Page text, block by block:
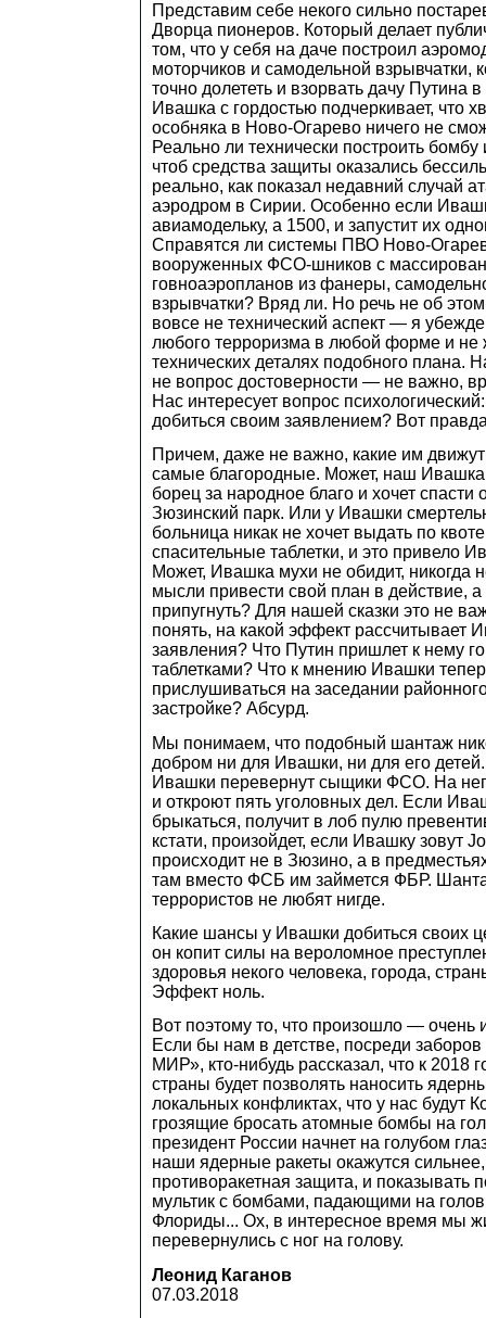
Представим себе некого сильно
Дворца пионеров. Который делает
том, что у себя на даче построил
моторчиков и самодельной взрывчатки,
точно долететь и взорвать дачу Путина
Ивашка с гордостью подчеркивает, что
особняка в Ново-Огарево ничего не
Реально ли технически построить
чтоб средства защиты оказались
реально, как показал недавний случай
аэродром в Сирии. Особенно если
авиамодельку, а 1500, и запустит их
Справятся ли системы ПВО Ново-
вооруженных ФСО-шников с
говноаэропланов из фанеры,
взрывчатки? Вряд ли. Но речь не об
вовсе не технический аспект — я
любого терроризма в любой форме и не
технических деталях подобного плана.
не вопрос достоверности — не важно,
Нас интересует вопрос
добиться своим заявлением? Вот
Причем, даже не важно, какие им
самые благородные. Может, наш
борец за народное благо и хочет спасти
Зюзинский парк. Или у Ивашки
больница никак не хочет выдать по
спасительные таблетки, и это привело
Может, Ивашка мухи не обидит, никогда
мысли привести свой план в действие,
припугнуть? Для нашей сказки это не
понять, на какой эффект рассчитывает
заявления? Что Путин пришлет к нему
таблетками? Что к мнению Ивашки
прислушиваться на заседании
застройке? Абсурд.
Мы понимаем, что подобный шантаж
добром ни для Ивашки, ни для его
Ивашки перевернут сыщики ФСО. На
и откроют пять уголовных дел. Если
брыкаться, получит в лоб пулю
кстати, произойдет, если Ивашку зовут
происходит не в Зюзино, а в
там вместо ФСБ им займется ФБР.
террористов не любят нигде.
Какие шансы у Ивашки добиться своих
он копит силы на вероломное
здоровья некого человека, города,
Эффект ноль.
Вот поэтому то, что произошло — очень
Если бы нам в детстве, посреди
МИР», кто-нибудь рассказал, что к 2018
страны будет позволять наносить
локальных конфликтах, что у нас будут
грозящие бросать атомные бомбы на
президент России начнет на голубом
наши ядерные ракеты окажутся
противоракетная защита, и показывать
мультик с бомбами, падающими на
Флориды... Ох, в интересное время мы
перевернулись с ног на голову.
Леонид Каганов
07.03.2018